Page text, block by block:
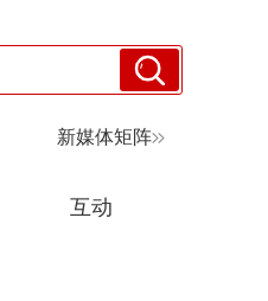
新媒体矩阵
互动